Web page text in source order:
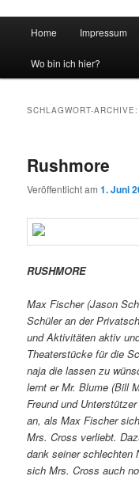
vidgames.de
Zum Inhalt wechseln
Zum sekundären
Home Impressum
Wo bin ich hier?
SCHLAGWORT-
Rushmore
Veröffentlicht am1. Juni
RUSHMORE
Max Fischer (Jason
Schüler an der
und Aktivitäten aktiv
Theaterstücke für die
naja die lassen zu
lernt er Mr. Blume (Bill
Freund und
an, als Max Fischer
Mrs. Cross verliebt.
dank seiner schlechten
sich Mrs. Cross auch